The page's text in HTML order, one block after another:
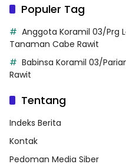
Populer Tag
Anggota Koramil 03/Prg
Tanaman Cabe Rawit
Babinsa Koramil 03/
Rawit
Tentang
Indeks Berita
Kontak
Pedoman Media Siber